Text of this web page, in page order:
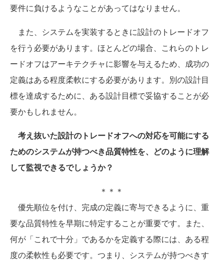
要件に負けるようなことがあってはなりません。
また、システムを実装するときに設計のトレードオフ
を行う必要があります。ほとんどの場合、これらのトレ
ードオフはアーキテクチャに影響を与えるため、成功の
定義はある程度柔軟にする必要があります。別の設計目
標を達成するために、ある設計目標で妥協することが必
要かもしれません。
考え抜いた設計のトレードオフへの対応を可能にする
ためのシステムが持つべき品質特性を、どのように理解
して監視できるでしょうか？
＊＊＊
優先順位を付け、完成の定義に寄与できるように、重
要な品質特性を早期に特定することが重要です。また、
何が「これで十分」であるかを定義する際には、ある程
度の柔軟性も必要です。つまり、システムが持つべきす